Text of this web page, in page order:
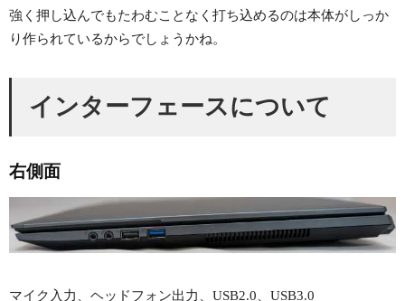
強く押し込んでもたわむことなく打ち込めるのは本体がしっか
り作られているからでしょうかね。
インターフェースについて
右側面
マイク入力、ヘッドフォン出力、USB2.0、USB3.0